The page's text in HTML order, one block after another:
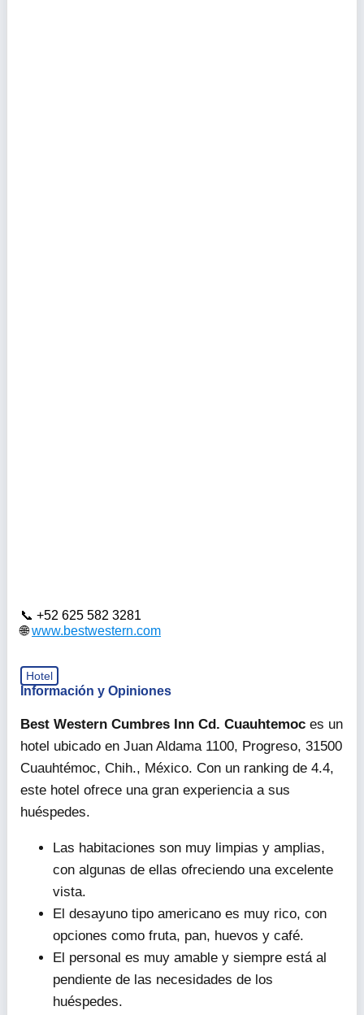
+52 625 582 3281
www.bestwestern.com
Hotel
Información y Opiniones
Best Western Cumbres Inn Cd. Cuauhtemoc es un
hotel ubicado en Juan Aldama 1100, Progreso, 31500
Cuauhtémoc, Chih., México. Con un ranking de 4.4,
este hotel ofrece una gran experiencia a sus
huéspedes.
Las habitaciones son muy limpias y amplias,
con algunas de ellas ofreciendo una excelente
vista.
El desayuno tipo americano es muy rico, con
opciones como fruta, pan, huevos y café.
El personal es muy amable y siempre está al
pendiente de las necesidades de los
huéspedes.